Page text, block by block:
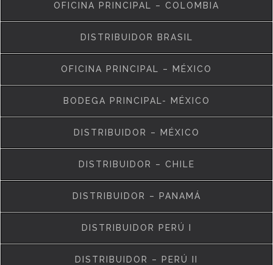
OFICINA PRINCIPAL – COLOMBIA
DISTRIBUIDOR BRASIL
OFICINA PRINCIPAL – MÉXICO
BODEGA PRINCIPAL- MÉXICO
DISTRIBUIDOR – MÉXICO
DISTRIBUIDOR – CHILE
DISTRIBUIDOR – PANAMÁ
DISTRIBUIDOR PERÚ I
DISTRIBUIDOR – PERÚ II